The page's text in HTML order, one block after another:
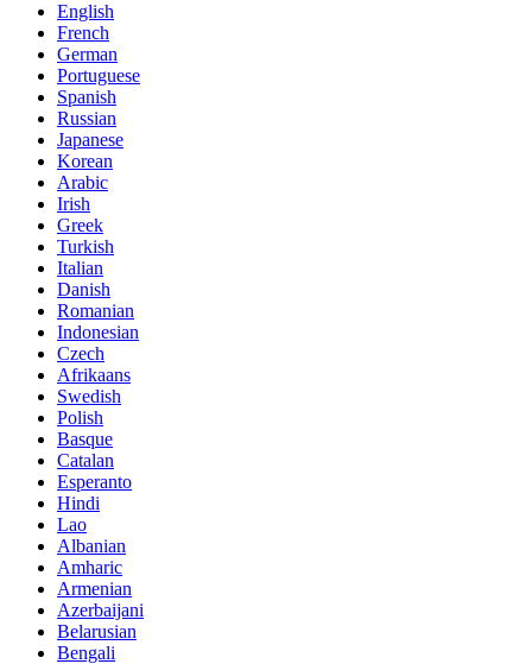
English
French
German
Portuguese
Spanish
Russian
Japanese
Korean
Arabic
Irish
Greek
Turkish
Italian
Danish
Romanian
Indonesian
Czech
Afrikaans
Swedish
Polish
Basque
Catalan
Esperanto
Hindi
Lao
Albanian
Amharic
Armenian
Azerbaijani
Belarusian
Bengali